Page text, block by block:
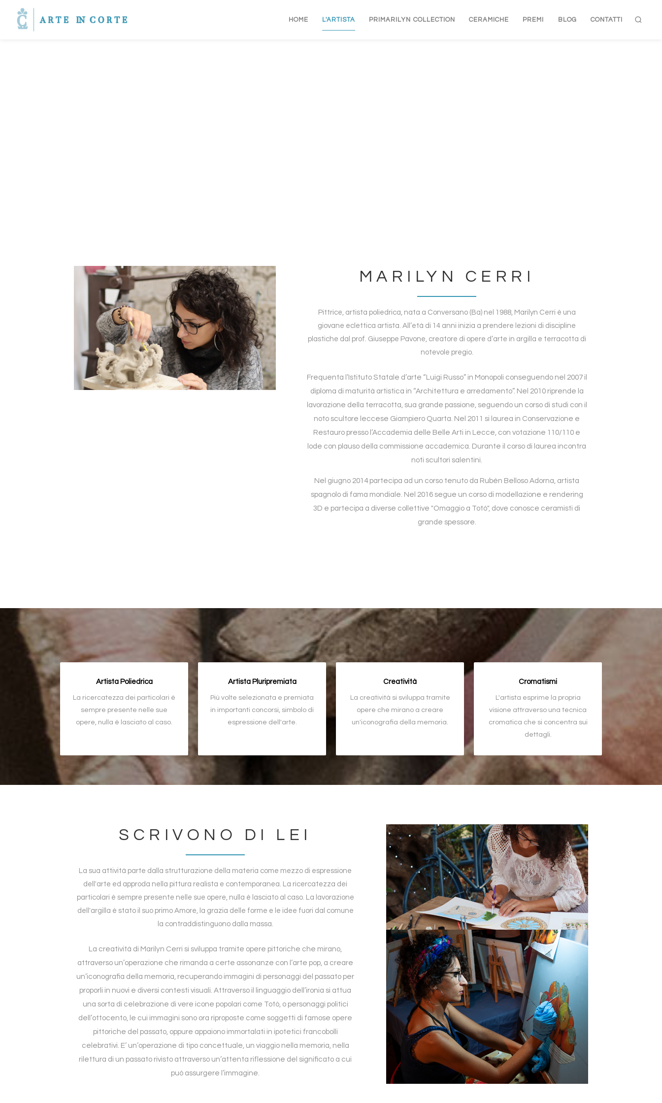
HOME L'ARTISTA PRIMARILYN COLLECTION CERAMICHE PREMI BLOG CONTATTI
MARILYN CERRI
Pittrice, artista poliedrica, nata a Conversano (Ba) nel 1988, Marilyn Cerri è una
giovane eclettica artista. All’età di 14 anni inizia a prendere lezioni di discipline
plastiche dal prof. Giuseppe Pavone, creatore di opere d’arte in argilla e terracotta di
notevole pregio.
Frequenta l’Istituto Statale d’arte “Luigi Russo” in Monopoli conseguendo nel 2007 il
diploma di maturità artistica in “Architettura e arredamento”. Nel 2010 riprende la
lavorazione della terracotta, sua grande passione, seguendo un corso di studi con il
noto scultore leccese Giampiero Quarta. Nel 2011 si laurea in Conservazione e
Restauro presso l’Accademia delle Belle Arti in Lecce, con votazione 110/110 e
lode con plauso della commissione accademica. Durante il corso di laurea incontra
noti scultori salentini.
Nel giugno 2014 partecipa ad un corso tenuto da Rubén Belloso Adorna, artista
spagnolo di fama mondiale. Nel 2016 segue un corso di modellazione e rendering
3D e partecipa a diverse collettive "Omaggio a Totò", dove conosce ceramisti di
grande spessore.
Artista Poliedrica
La ricercatezza dei particolari è
sempre presente nelle sue
opere, nulla è lasciato al caso.
Artista Pluripremiata
Più volte selezionata e premiata
in importanti concorsi, simbolo di
espressione dell'arte.
Creatività
La creatività si sviluppa tramite
opere che mirano a creare
un'iconografia della memoria.
Cromatismi
L'artista esprime la propria
visione attraverso una tecnica
cromatica che si concentra sui
dettagli.
SCRIVONO DI LEI
La sua attività parte dalla strutturazione della materia come mezzo di espressione
dell'arte ed approda nella pittura realista e contemporanea. La ricercatezza dei
particolari è sempre presente nelle sue opere, nulla è lasciato al caso. La lavorazione
dell'argilla è stato il suo primo Amore, la grazia delle forme e le idee fuori dal comune
la contraddistinguono dalla massa.
La creatività di Marilyn Cerri si sviluppa tramite opere pittoriche che mirano,
attraverso un’operazione che rimanda a certe assonanze con l’arte pop, a creare
un’iconografia della memoria, recuperando immagini di personaggi del passato per
proporli in nuovi e diversi contesti visuali. Attraverso il linguaggio dell’ironia si attua
una sorta di celebrazione di vere icone popolari come Totò, o personaggi politici
dell’ottocento, le cui immagini sono ora riproposte come soggetti di famose opere
pittoriche del passato, oppure appaiono immortalati in ipotetici francobolli
celebrativi. E’ un’operazione di tipo concettuale, un viaggio nella memoria, nella
rilettura di un passato rivisto attraverso un’attenta riflessione del significato a cui
può assurgere l’immagine.